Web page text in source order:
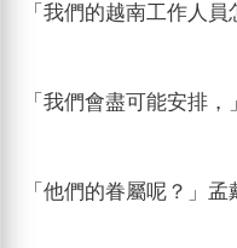
「我們的越南工作人員
「我們會盡可能安排，
「他們的眷屬呢？」孟